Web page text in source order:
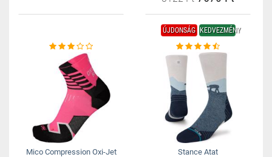
Mico Compression Oxi-Jet
ÚJDONSÁG KEDVEZMÉNY
Stance Atat